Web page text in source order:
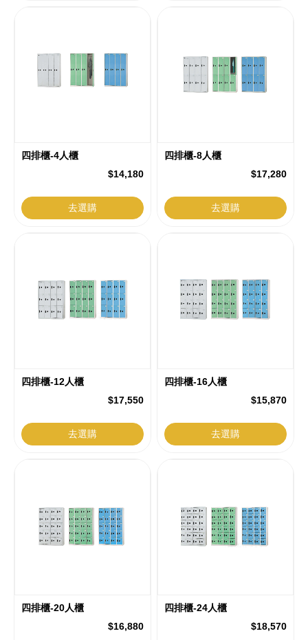
四排櫃-4人櫃
$14,180
去選購
四排櫃-8人櫃
$17,280
去選購
四排櫃-12人櫃
$17,550
去選購
四排櫃-16人櫃
$15,870
去選購
四排櫃-20人櫃
$16,880
四排櫃-24人櫃
$18,570